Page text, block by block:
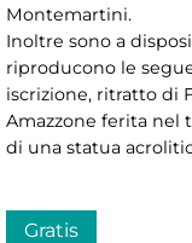
Montemartini.
Inoltre sono a
riproducono le
iscrizione, ritratto di
Amazzone ferita nel
di una statua
Gratis